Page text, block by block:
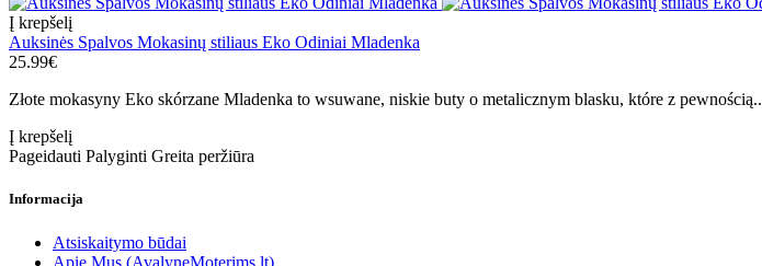
Į krepšelį
Auksinės Spalvos Mokasinų stiliaus Eko Odiniai Mladenka
25.99€
Złote mokasyny Eko skórzane Mladenka to wsuwane, niskie buty o metalicznym blasku, które z pewnością..
Į krepšelį
Pageidauti Palyginti Greita peržiūra
Informacija
Atsiskaitymo būdai
Apie Mus (AvalyneMoterims.lt)